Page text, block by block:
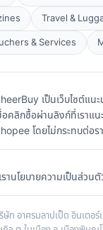
Travel &
& Services
เป็นเว็บไซต์แน
ลิกซื้อผ่านลิงก์ที่เราแน
โดยไม่กระทบต่อ
านโยบายความเป็นส่วนตั
ษัท อาศรมลาปเป็ด อินเตอ